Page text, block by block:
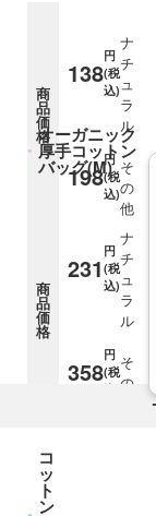
商
品
価
格
138
円
(税
込)
ナ
チ
ュ
ラ
ル
198
円
(税
込)
そ
の
他
オーガニック
厚手コットン
バッグ(M)
オーガニッ
商
品
価
格
231
円
(税
込)
ナ
チ
ュ
ラ
ル
358
円
(税
込)
そ
の
コ
ッ
ト
ン